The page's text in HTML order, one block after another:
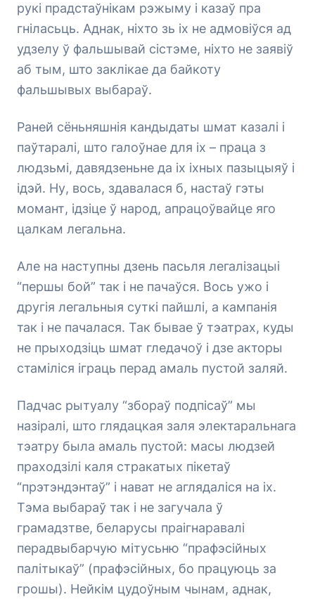
рукі прадстаўнікам рэжыму і казаў пра
гніласьць. Аднак, ніхто зь іх не адмовіўся ад
удзелу ў фальшывай сістэме, ніхто не заявіў
аб тым, што заклікае да байкоту
фальшывых выбараў.
Раней сёньняшнія кандыдаты шмат казалі і
паўтаралі, што галоўнае для іх – праца з
людзьмі, давядзеньне да іх іхных пазыцыяў і
ідэй. Ну, вось, здавалася б, настаў гэты
момант, ідзіце ў народ, апрацоўвайце яго
цалкам легальна.
Але на наступны дзень пасьля легалізацыі
“першы бой” так і не пачаўся. Вось ужо і
другія легальныя суткі пайшлі, а кампанія
так і не пачалася. Так бывае ў тэатрах, куды
не прыходзіць шмат гледачоў і дзе акторы
стаміліся іграць перад амаль пустой заляй.
Падчас рытуалу “збораў подпісаў” мы
назіралі, што глядацкая заля электаральнага
тэатру была амаль пустой: масы людзей
праходзілі каля стракатых пікетаў
“прэтэндэнтаў” і нават не аглядаліся на іх.
Тэма выбараў так і не загучала ў
грамадзтве, беларусы праігнаравалі
перадвыбарчую мітусьню “прафэсійных
палітыкаў” (прафэсійных, бо працуюць за
грошы). Нейкім цудоўным чынам, аднак,